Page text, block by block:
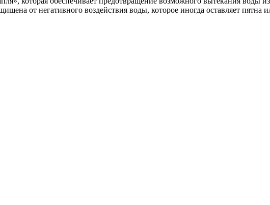
от негативного воздействия воды, которое иногда оставляет пятна